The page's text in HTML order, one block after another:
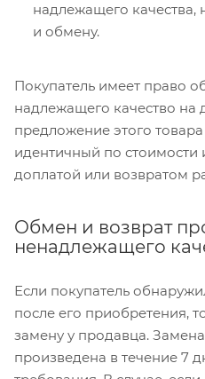
надлежащего качества,
и обмену.
Покупатель имеет право
надлежащего качество на
предложение этого
идентичный по стоимости
доплатой или возвратом
Обмен и возврат
ненадлежащего
Если покупатель
после его приобретения,
замену у продавца.
произведена в течение 7